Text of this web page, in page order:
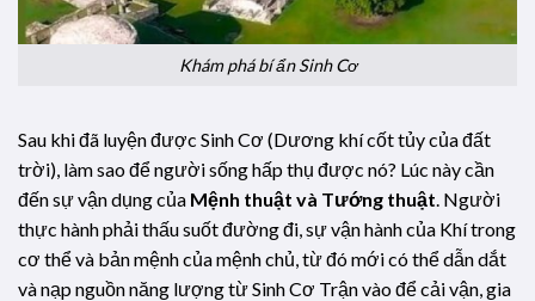
Khám phá bí ẩn Sinh Cơ
Sau khi đã luyện được Sinh Cơ (Dương khí cốt tủy của đất
trời), làm sao để người sống hấp thụ được nó? Lúc này cần
đến sự vận dụng của Mệnh thuật và Tướng thuật. Người
thực hành phải thấu suốt đường đi, sự vận hành của Khí trong
cơ thể và bản mệnh của mệnh chủ, từ đó mới có thể dẫn dắt
và nạp nguồn năng lượng từ Sinh Cơ Trận vào để cải vận, gia